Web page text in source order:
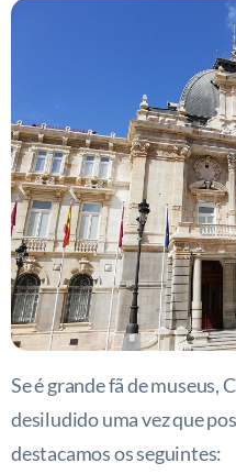
Se é grande fã de museus,
desiludido uma vez que
destacamos os seguintes: